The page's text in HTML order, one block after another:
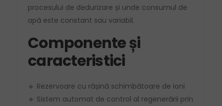
procesului de dedurizare și unde consumul de
apă este constant sau variabil.
Componente și
caracteristici
🔹 Rezervoare cu rășină schimbătoare de ioni
🔹 Sistem automat de control al regenerării prin